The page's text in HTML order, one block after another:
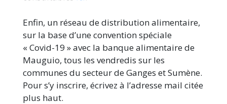
Enfin, un réseau de distribution alimentaire,
sur la base d’une convention spéciale
« Covid-19 » avec la banque alimentaire de
Mauguio, tous les vendredis sur les
communes du secteur de Ganges et Sumène.
Pour s’y inscrire, écrivez à l’adresse mail citée
plus haut.